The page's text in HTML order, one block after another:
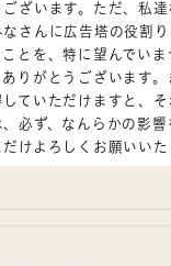
ございます。ただ、私
さんに広告塔の役割り
ことを、特に望んでいま
りがとうございます。
していただけますと、そ
必ず、なんらかの影響
けよろしくお願いいた